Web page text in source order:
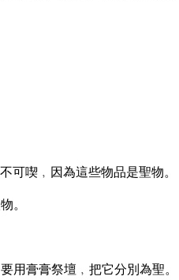
喫﹐因為這些物品是聖物。
。
用膏膏祭壇﹐把它分別為聖。